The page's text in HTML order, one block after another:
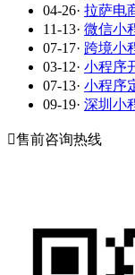
04-26· 拉萨电
11-13· 微信小
07-17· 跨境小
03-12· 小程序
07-13· 小程序
09-19· 深圳小
售前咨询热线